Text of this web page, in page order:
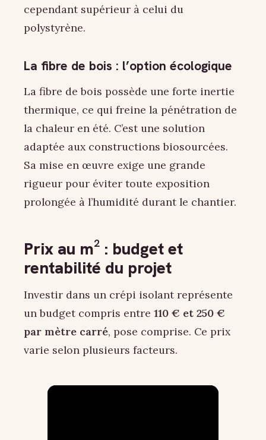
cependant supérieur à celui du
polystyrène.
La fibre de bois : l’option écologique
La fibre de bois possède une forte inertie
thermique, ce qui freine la pénétration de
la chaleur en été. C’est une solution
adaptée aux constructions biosourcées.
Sa mise en œuvre exige une grande
rigueur pour éviter toute exposition
prolongée à l’humidité durant le chantier.
Prix au m² : budget et
rentabilité du projet
Investir dans un crépi isolant représente
un budget compris entre 110 € et 250 €
par mètre carré, pose comprise. Ce prix
varie selon plusieurs facteurs.